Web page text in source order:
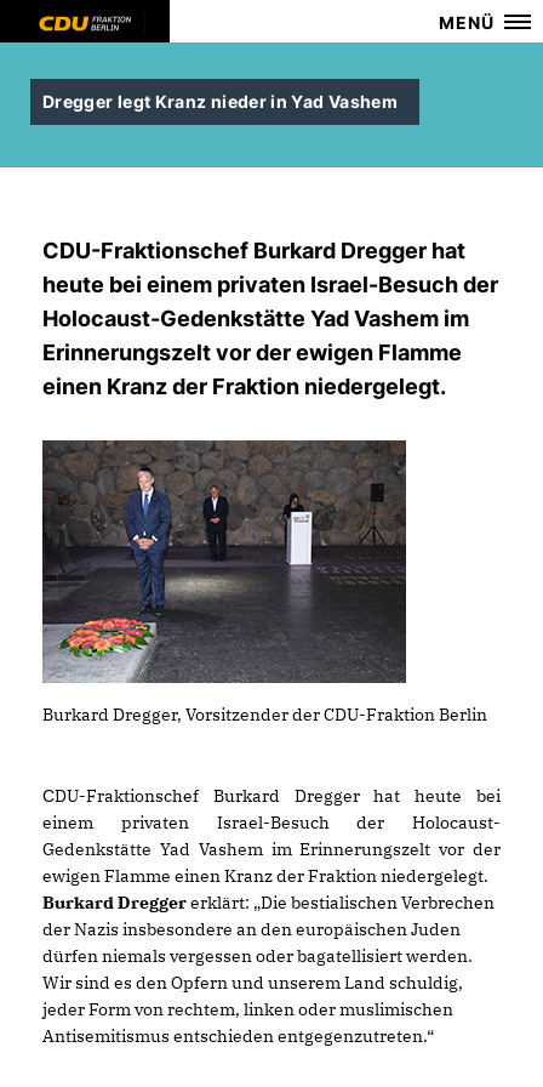
MENÜ
Dregger legt Kranz nieder in Yad Vashem
CDU-Fraktionschef Burkard Dregger hat
heute bei einem privaten Israel-Besuch der
Holocaust-Gedenkstätte Yad Vashem im
Erinnerungszelt vor der ewigen Flamme
einen Kranz der Fraktion niedergelegt.
Burkard Dregger, Vorsitzender der CDU-Fraktion Berlin
CDU-Fraktionschef Burkard Dregger hat heute bei
einem privaten Israel-Besuch der Holocaust-
Gedenkstätte Yad Vashem im Erinnerungszelt vor der
ewigen Flamme einen Kranz der Fraktion niedergelegt.
Burkard Dreggererklärt: „Die bestialischen Verbrechen
der Nazis insbesondere an den europäischen Juden
dürfen niemals vergessen oder bagatellisiert werden.
Wir sind es den Opfern und unserem Land schuldig,
jeder Form von rechtem, linken oder muslimischen
Antisemitismus entschieden entgegenzutreten.“